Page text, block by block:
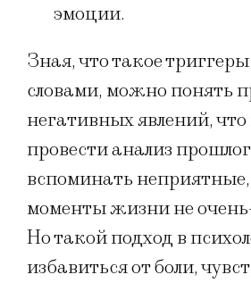
эмоции.
Зная, что такое
словами, можно понять
негативных явлений, что
провести анализ
вспоминать
моменты жизни не
Но такой подход в
избавиться от боли,